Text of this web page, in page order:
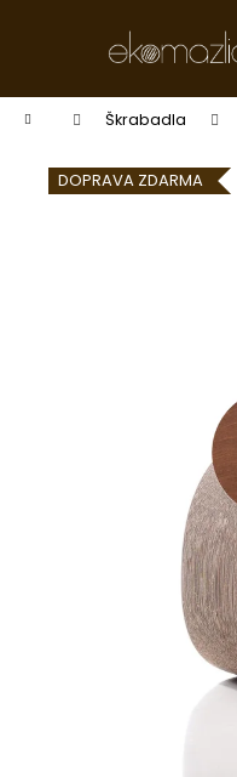
Domů Škrabadla
DOPRAVA ZDARMA
í
Zpět
do
obchodu
Zpět
do
obchodu